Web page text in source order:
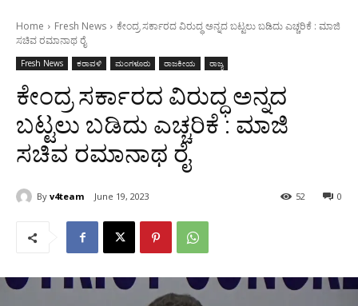
Home Fresh News
ಕೇಂದ್ರ ಸರ್ಕಾರದ ವಿರುದ್ಧ ಅನ್ನದ ಬಟ್ಟಲು ಬಡಿದು ಎಚ್ಚರಿಕೆ : ಮಾಜಿ
ಸಚಿವ ರಮಾನಾಥ ರೈ
Fresh News ಕರಾವಳಿ ಮಂಗಳೂರು ರಾಜಕೀಯ ರಾಜ್ಯ
ಕೇಂದ್ರ ಸರ್ಕಾರದ ವಿರುದ್ಧ ಅನ್ನದ
ಬಟ್ಟಲು ಬಡಿದು ಎಚ್ಚರಿಕೆ : ಮಾಜಿ
ಸಚಿವ ರಮಾನಾಥ ರೈ
By v4team June 19, 2023 0
52